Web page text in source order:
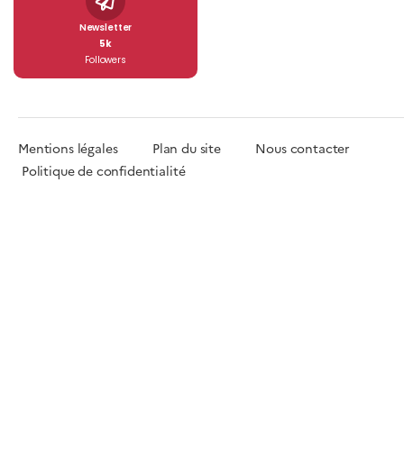
Newsletter
5k
Followers
Mentions légales Plan du site Nous contacter
Politique de confidentialité